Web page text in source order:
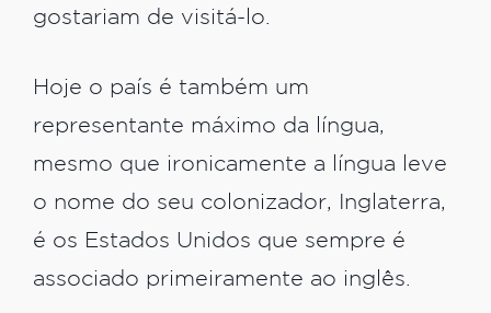
gostariam de visitá-lo.
Hoje o país é também um
representante máximo da língua,
mesmo que ironicamente a língua leve
o nome do seu colonizador, Inglaterra,
é os Estados Unidos que sempre é
associado primeiramente ao inglês.